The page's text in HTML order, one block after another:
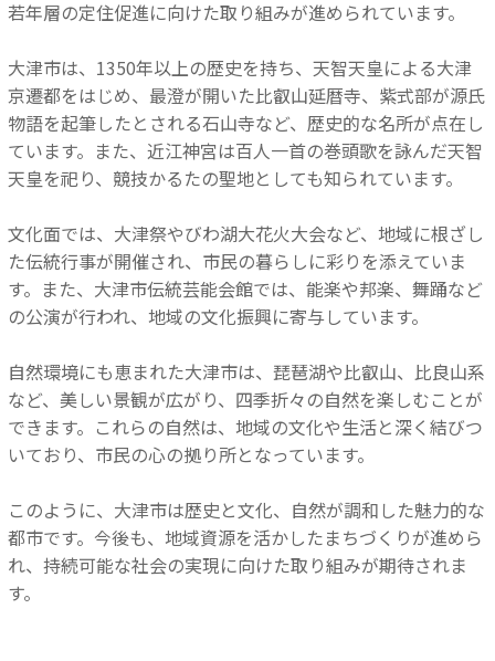
若年層の定住促進に向けた取り組みが進められています。
大津市は、1350年以上の歴史を持ち、天智天皇による大津
京遷都をはじめ、最澄が開いた比叡山延暦寺、紫式部が源氏
物語を起筆したとされる石山寺など、歴史的な名所が点在し
ています。また、近江神宮は百人一首の巻頭歌を詠んだ天智
天皇を祀り、競技かるたの聖地としても知られています。
文化面では、大津祭やびわ湖大花火大会など、地域に根ざし
た伝統行事が開催され、市民の暮らしに彩りを添えていま
す。また、大津市伝統芸能会館では、能楽や邦楽、舞踊など
の公演が行われ、地域の文化振興に寄与しています。
自然環境にも恵まれた大津市は、琵琶湖や比叡山、比良山系
など、美しい景観が広がり、四季折々の自然を楽しむことが
できます。これらの自然は、地域の文化や生活と深く結びつ
いており、市民の心の拠り所となっています。
このように、大津市は歴史と文化、自然が調和した魅力的な
都市です。今後も、地域資源を活かしたまちづくりが進めら
れ、持続可能な社会の実現に向けた取り組みが期待されま
す。